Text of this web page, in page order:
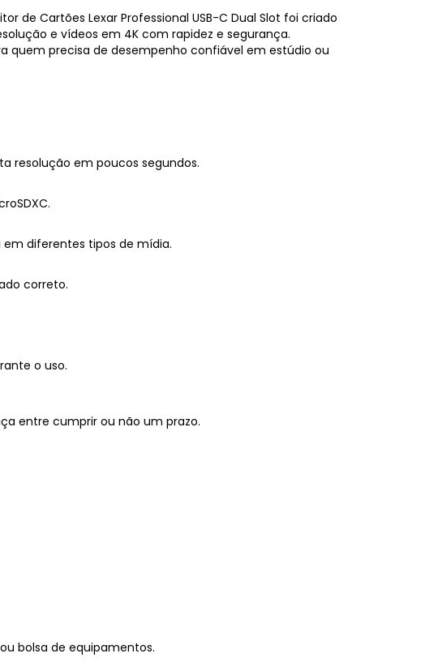
de Cartões Lexar Professional USB-C Dual Slot foi criado
e vídeos em 4K com rapidez e segurança.
quem precisa de desempenho confiável em estúdio ou
resolução em poucos segundos.
em diferentes tipos de mídia.
correto.
o uso.
entre cumprir ou não um prazo.
ou bolsa de equipamentos.